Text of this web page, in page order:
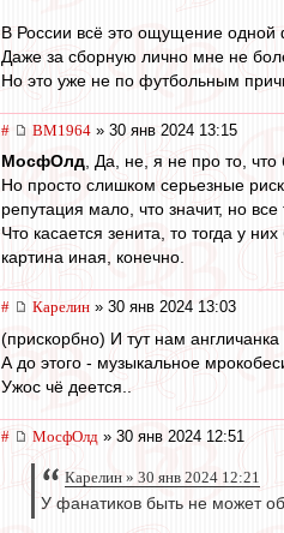
В России всё это ощущение одной
Даже за сборную лично мне не
Но это уже не по футбольным
# BM1964 » 30 янв 2024 13:15
МосфОлд , Да, не, я не про то,
Но просто слишком серьезные
репутация мало, что значит, но
Что касается зенита, то тогда у
картина иная, конечно.
# Карелин » 30 янв 2024 13:03
(прискорбно) И тут нам
А до этого - музыкальное
Ужос чё деется..
# МосфОлд » 30 янв 2024 12:51
Карелин » 30 янв 2024 12:21
У фанатиков быть не может